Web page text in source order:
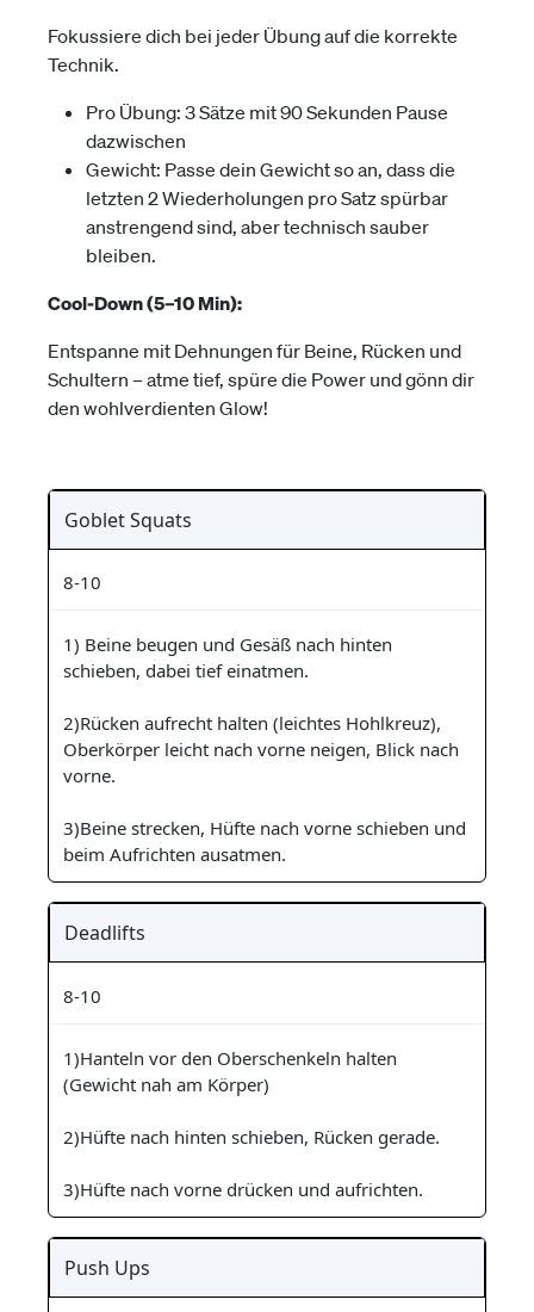
Fokussiere dich bei jeder Übung auf die korrekte
Technik.
Pro Übung: 3 Sätze mit 90 Sekunden Pause
dazwischen
Gewicht: Passe dein Gewicht so an, dass die
letzten 2 Wiederholungen pro Satz spürbar
anstrengend sind, aber technisch sauber
bleiben.
Cool-Down (5–10 Min):
Entspanne mit Dehnungen für Beine, Rücken und
Schultern – atme tief, spüre die Power und gönn dir
den wohlverdienten Glow!
Goblet Squats
8-10
1) Beine beugen und Gesäß nach hinten
schieben, dabei tief einatmen.
2)Rücken aufrecht halten (leichtes Hohlkreuz),
Oberkörper leicht nach vorne neigen, Blick nach
vorne.
3)Beine strecken, Hüfte nach vorne schieben und
beim Aufrichten ausatmen.
Deadlifts
8-10
1)Hanteln vor den Oberschenkeln halten
(Gewicht nah am Körper)
2)Hüfte nach hinten schieben, Rücken gerade.
3)Hüfte nach vorne drücken und aufrichten.
Push Ups